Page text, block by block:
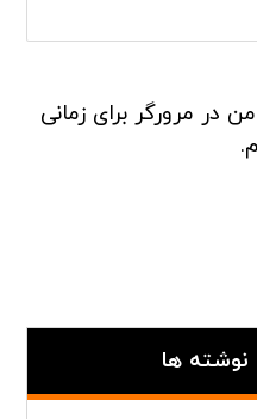
در مرورگر برای زمانی
ها